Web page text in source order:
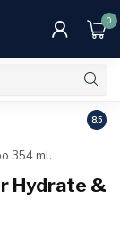
0
8.5
354 ml.
Hydrate &